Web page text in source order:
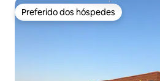
Preferido dos hóspedes
Preferido dos hóspedes